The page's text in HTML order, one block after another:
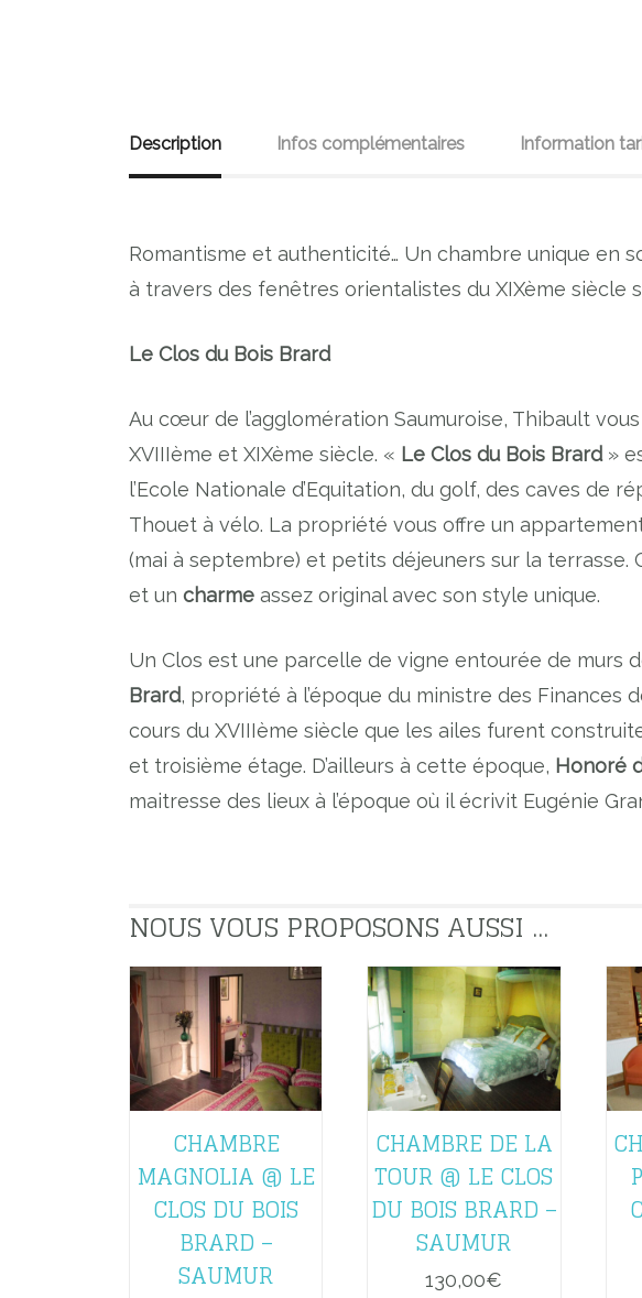
Description Infos complémentaires Information
Romantisme et authenticité… Un chambre unique en
à travers des fenêtres orientalistes du XIXème siècle
Le Clos du Bois Brard
Au cœur de l’agglomération Saumuroise, Thibault
XVIIIème et XIXème siècle. « Le Clos du Bois Brard»
l’Ecole Nationale d’Equitation, du golf, des caves de
Thouet à vélo. La propriété vous offre un
(mai à septembre) et petits déjeuners sur la
et un charme assez original avec son style unique.
Un Clos est une parcelle de vigne entourée de murs
Brard, propriété à l’époque du ministre des Finances
cours du XVIIIème siècle que les ailes furent
et troisième étage. D’ailleurs à cette époque, Honoré
maitresse des lieux à l’époque où il écrivit Eugénie
NOUS VOUS PROPOSONS AUSSI ...
CHAMBRE
MAGNOLIA @ LE
CLOS DU BOIS
BRARD –
SAUMUR
CHAMBRE DE LA
TOUR @ LE CLOS
DU BOIS BRARD –
SAUMUR
130,00€